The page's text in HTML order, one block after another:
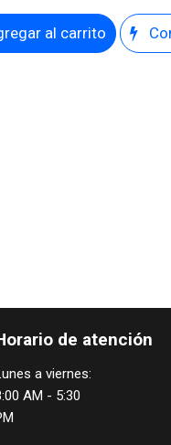
al carrito
de atención
a viernes:
AM - 5:30